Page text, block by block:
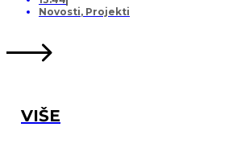
Novosti, Projekti
VIŠE